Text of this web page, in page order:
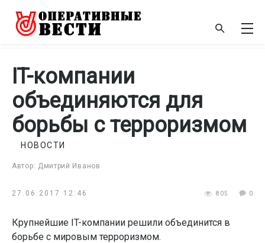
IT-компании
объединяются для
борьбы с терроризмом
Автор: Дмитрий Иванов
НОВОСТИ
27.06.2017 12:46 805 0
Крупнейшие IT-компании решили объединится в
борьбе с мировым терроризмом.